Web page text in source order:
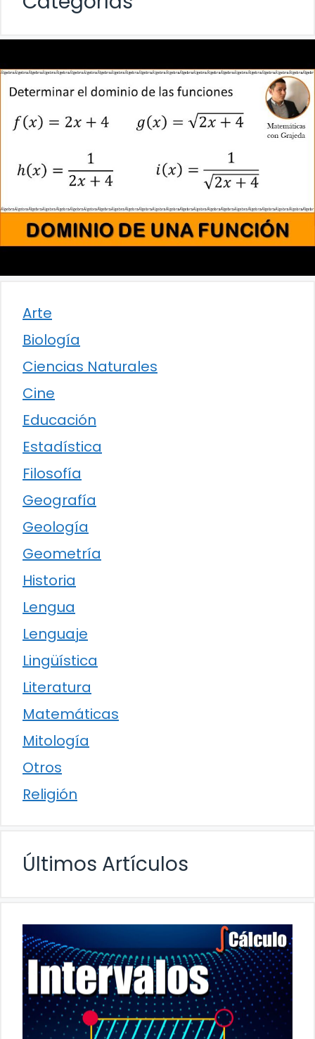
Arte
Biología
Ciencias Naturales
Cine
Educación
Estadística
Filosofía
Geografía
Geología
Geometría
Historia
Lengua
Lenguaje
Lingüística
Literatura
Matemáticas
Mitología
Otros
Religión
Últimos Artículos